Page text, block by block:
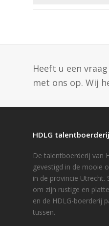
Heeft u een
met ons op. Wij
HDLG talentboerderij
De talentboerderij van
gevestigd in de mooie
in de provincie Utrecht.
om zijn rustige en
en de HDLG-boerderij
tussen.